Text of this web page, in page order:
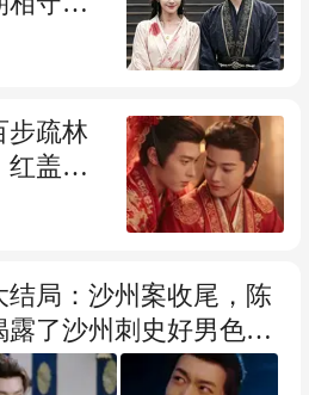
步疏林
盖头
结局：沙州案收尾，陈
了沙州刺史好男色的